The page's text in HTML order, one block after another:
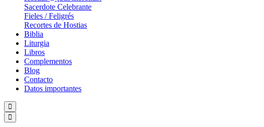
Sacerdote Celebrante
Fieles / Feligrés
Recortes de Hostias
Biblia
Liturgia
Libros
Complementos
Blog
Contacto
Datos importantes